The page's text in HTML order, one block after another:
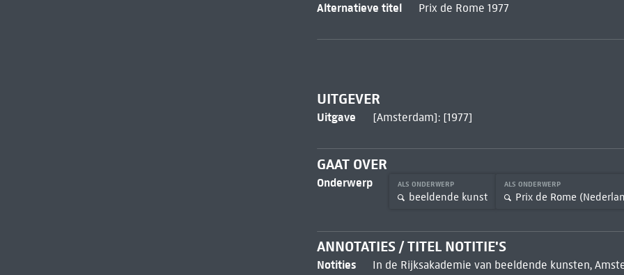
Alternatieve titel Prix de Rome 1977
UITGEVER
Uitgave [Amsterdam]: [1977]
GAAT OVER
Onderwerp ALS ONDERWERP
beeldende kunst
ALS ONDERWERP
Prix de Rome
ANNOTATIES / TITEL NOTITIE'S
Notities In de Rijksakademie van beeldende kunsten,